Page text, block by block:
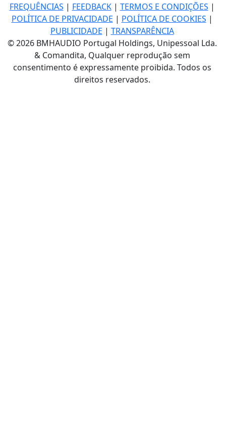
FREQUÊNCIAS | FEEDBACK| TERMOS E CONDIÇÕES |
POLÍTICA DE PRIVACIDADE | POLÍTICA DE COOKIES |
PUBLICIDADE | TRANSPARÊNCIA
© 2026 BMHAUDIO Portugal Holdings, Unipessoal Lda.
& Comandita, Qualquer reprodução sem
consentimento é expressamente proibida. Todos os
direitos reservados.